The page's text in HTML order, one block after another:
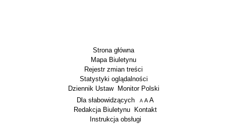
Strona główna
Mapa Biuletynu
Rejestr zmian treści
Statystyki oglądalności
Dziennik Ustaw
Monitor Polski
Menu dodatkowe
Dla słabowidzących A pomniejsz czcionkę
A standardowy rozmiar czcionki
A
Redakcja Biuletynu
Kontakt
Instrukcja obsługi